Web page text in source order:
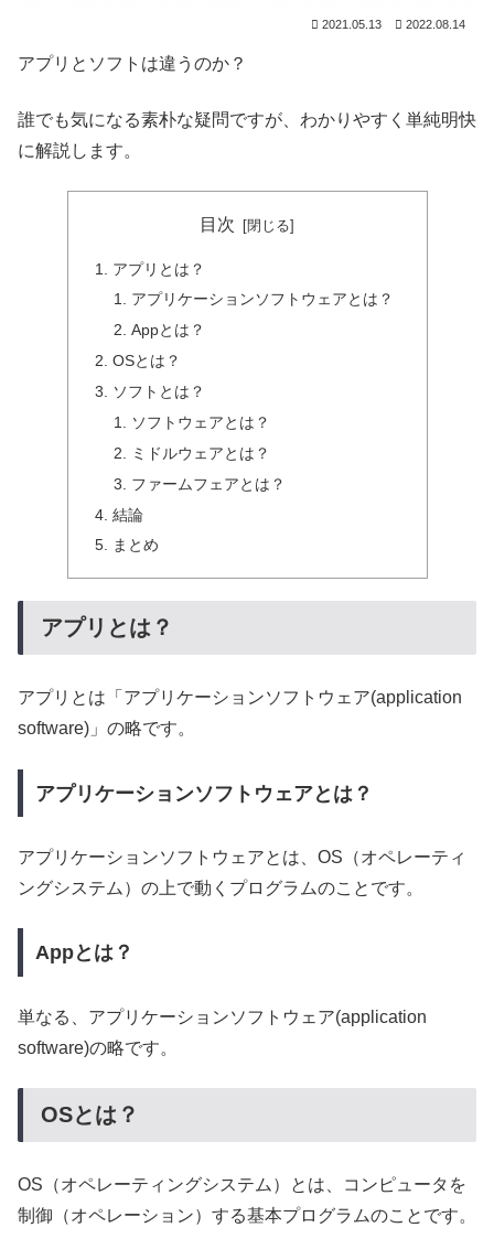
2021.05.13 2022.08.14
アプリとソフトは違うのか？
誰でも気になる素朴な疑問ですが、わかりやすく単純明快
に解説します。
目次
アプリとは？
アプリケーションソフトウェアとは？
Appとは？
OSとは？
ソフトとは？
ソフトウェアとは？
ミドルウェアとは？
ファームフェアとは？
結論
まとめ
アプリとは？
アプリとは「アプリケーションソフトウェア(application
software)」の略です。
アプリケーションソフトウェアとは？
アプリケーションソフトウェアとは、OS（オペレーティ
ングシステム）の上で動くプログラムのことです。
Appとは？
単なる、アプリケーションソフトウェア(application
software)の略です。
OSとは？
OS（オペレーティングシステム）とは、コンピュータを
制御（オペレーション）する基本プログラムのことです。